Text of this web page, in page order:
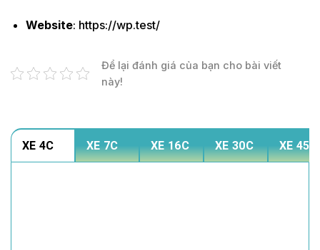
Website: https://wp.test/
Để lại đánh giá của bạn cho bài viết
này!
XE 4C XE 7C XE 16C XE 30C XE 45C